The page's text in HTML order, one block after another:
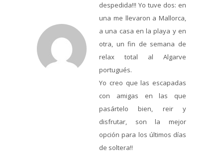
despedida!!! Yo tuve dos: en
una me llevaron a Mallorca,
a una casa en la playa y en
otra, un fin de semana de
relax total al Algarve
portugués.
Yo creo que las escapadas
con amigas en las que
pasártelo bien, reir y
disfrutar, son la mejor
opción para los últimos días
de soltera!!